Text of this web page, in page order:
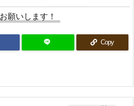
願いします！
Copy